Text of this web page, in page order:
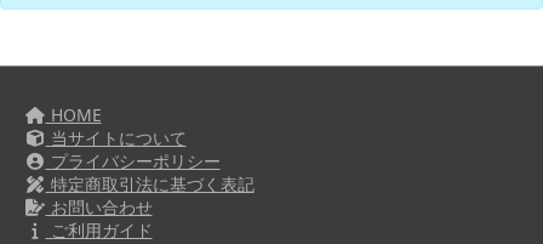
HOME
当サイトについて
プライバシーポリシー
特定商取引法に基づく表記
お問い合わせ
ご利用ガイド